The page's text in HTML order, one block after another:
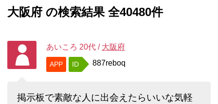
大阪府 の検索結果 全40480件
あいころ 20代 / 大阪府
APP ID 887reboq
掲示板で素敵な人に出会えたらいいな気軽